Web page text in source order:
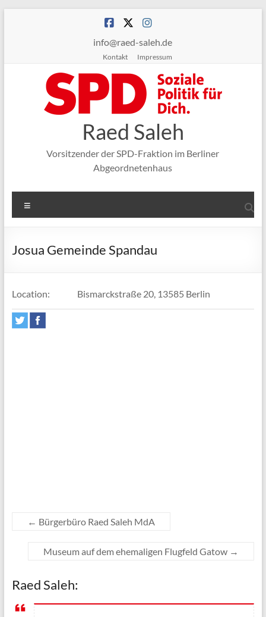
info@raed-saleh.de
Kontakt Impressum
Raed Saleh
Vorsitzender der SPD-Fraktion im Berliner
Abgeordnetenhaus
Josua Gemeinde Spandau
Location: Bismarckstraße 20, 13585 Berlin
← Bürgerbüro Raed Saleh MdA
Museum auf dem ehemaligen Flugfeld Gatow →
Raed Saleh: